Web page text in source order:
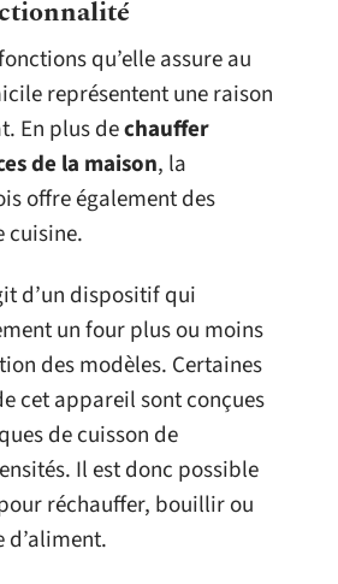
qu’elle assure au
représentent une raison
En plus dechauffer
de la maison, la
offre également des
cuisine.
d’un dispositif qui
un four plus ou moins
des modèles. Certaines
cet appareil sont conçues
de cuisson de
Il est donc possible
réchauffer, bouillir ou